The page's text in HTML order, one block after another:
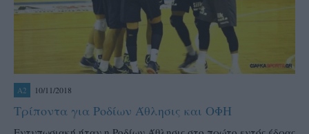
A2 10/11/2018
Τρίποντα για Ροδίων Άθλησις και ΟΦΗ